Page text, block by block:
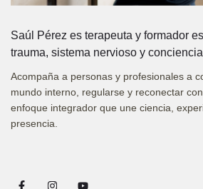
Saúl Pérez es terapeuta y formador
trauma, sistema nervioso y
Acompaña a personas y profesionales a
mundo interno, regularse y reconectar
enfoque integrador que une ciencia,
presencia.